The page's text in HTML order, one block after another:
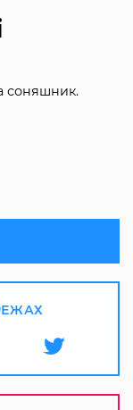
соняшник.